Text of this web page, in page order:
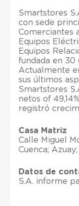
Smartstores
con sede
Comerciantes
Equipos
Equipos
fundada en 30
Actualmente
sus últimos
Smartstores
netos of
registró
Casa Matriz
Calle Miguel
Cuenca; Azuay;
Datos de
S.A. informe